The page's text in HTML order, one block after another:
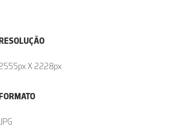
X 2228px